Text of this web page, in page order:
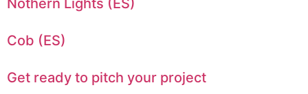
Nothern Lights (ES)
Cob (ES)
Get ready to pitch your project